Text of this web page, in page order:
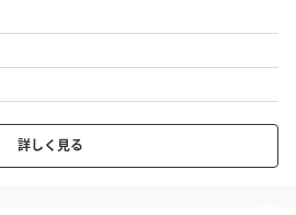
詳しく見る